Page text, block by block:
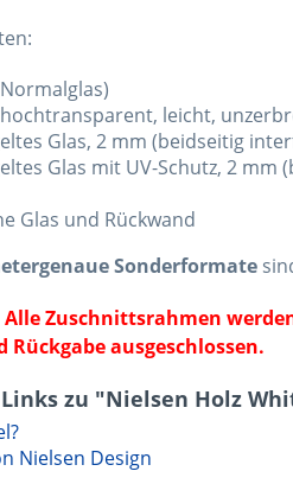
leicht,
Glas, 2 mm (beidseitig
Glas mit UV-Schutz, 2
Glas und Rückwand
Sonderformate
Zuschnittsrahmen
ausgeschlossen.
zu "Nielsen Holz
Nielsen Design